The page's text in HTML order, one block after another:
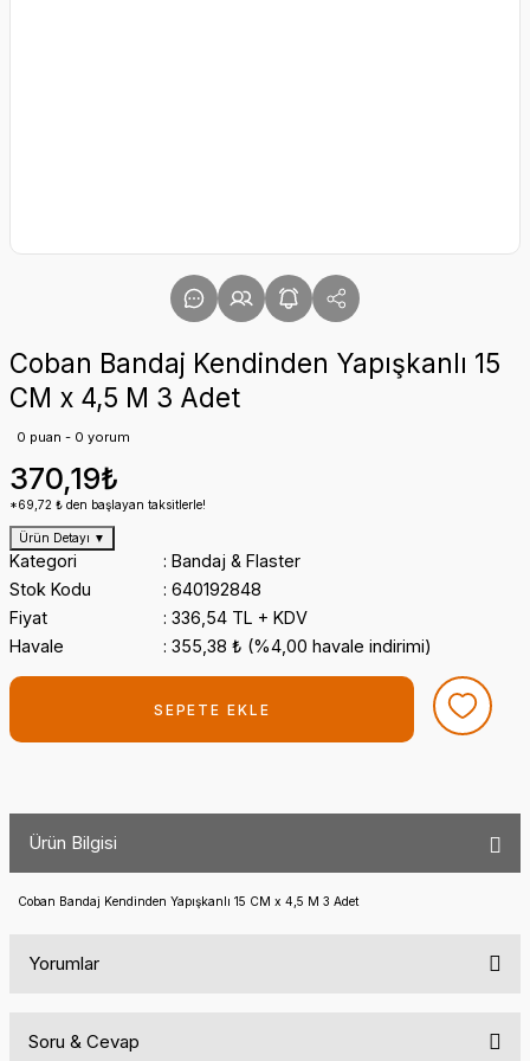
Coban Bandaj Kendinden Yapışkanlı 15
CM x 4,5 M 3 Adet
0 puan - 0 yorum
370,19₺
*69,72 ₺ den başlayan taksitlerle!
Ürün Detayı ▼
Kategori
Bandaj & Flaster
Stok Kodu
640192848
Fiyat
336,54 TL + KDV
Havale
355,38 ₺ (%4,00 havale indirimi)
SEPETE EKLE
Ürün Bilgisi
Coban Bandaj Kendinden Yapışkanlı 15 CM x 4,5 M 3 Adet
Yorumlar
Soru & Cevap